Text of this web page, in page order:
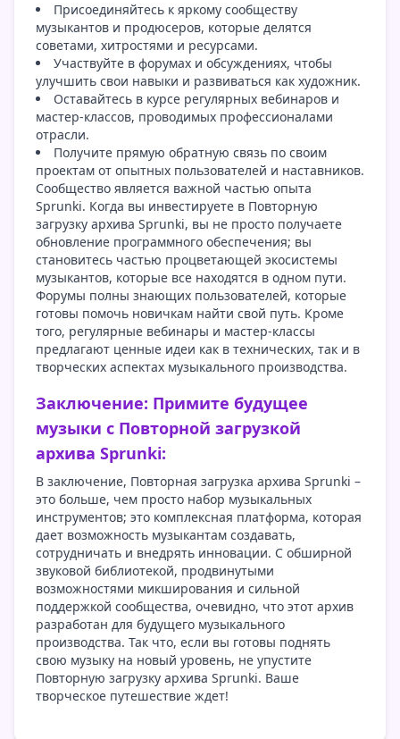
Присоединяйтесь к яркому сообществу
музыкантов и продюсеров, которые делятся
советами, хитростями и ресурсами.
Участвуйте в форумах и обсуждениях, чтобы
улучшить свои навыки и развиваться как художник.
Оставайтесь в курсе регулярных вебинаров и
мастер-классов, проводимых профессионалами
отрасли.
Получите прямую обратную связь по своим
проектам от опытных пользователей и наставников.
Сообщество является важной частью опыта
Sprunki. Когда вы инвестируете в Повторную
загрузку архива Sprunki, вы не просто получаете
обновление программного обеспечения; вы
становитесь частью процветающей экосистемы
музыкантов, которые все находятся в одном пути.
Форумы полны знающих пользователей, которые
готовы помочь новичкам найти свой путь. Кроме
того, регулярные вебинары и мастер-классы
предлагают ценные идеи как в технических, так и в
творческих аспектах музыкального производства.
Заключение: Примите будущее
музыки с Повторной загрузкой
архива Sprunki:
В заключение, Повторная загрузка архива Sprunki –
это больше, чем просто набор музыкальных
инструментов; это комплексная платформа, которая
дает возможность музыкантам создавать,
сотрудничать и внедрять инновации. С обширной
звуковой библиотекой, продвинутыми
возможностями микширования и сильной
поддержкой сообщества, очевидно, что этот архив
разработан для будущего музыкального
производства. Так что, если вы готовы поднять
свою музыку на новый уровень, не упустите
Повторную загрузку архива Sprunki. Ваше
творческое путешествие ждет!